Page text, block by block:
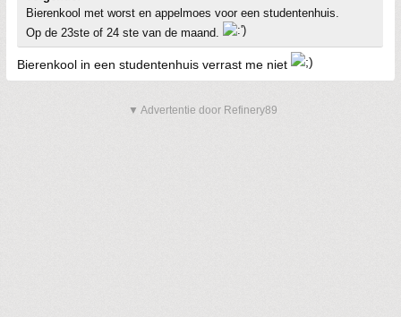
Bierenkool met worst en appelmoes voor een studentenhuis.
Op de 23ste of 24 ste van de maand.
Bierenkool in een studentenhuis verrast me niet
▼ Advertentie door Refinery89